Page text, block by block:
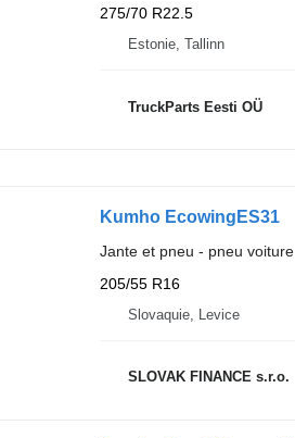
275/70 R22.5
Estonie, Tallinn
TruckParts Eesti OÜ
Kumho EcowingES31
Jante et pneu - pneu voiture
205/55 R16
Slovaquie, Levice
SLOVAK FINANCE s.r.o.